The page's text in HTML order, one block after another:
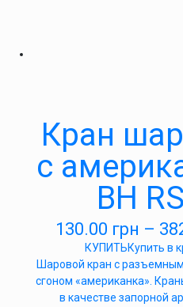
Кран
с
ВН
130.00 грн –
КУПИТЬКупить в
Шаровой кран с
сгоном «американка».
в качестве запорной